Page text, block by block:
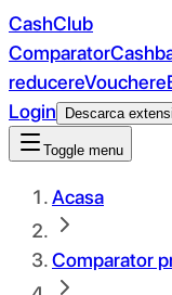
CashClub
Comparator
reducereVouchere
Login
Descarca
Toggle menu
Acasa
Comparator